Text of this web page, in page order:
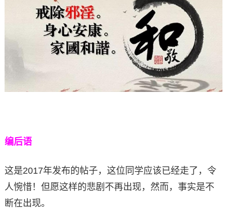
编后语
这是2017年发布的帖子，这位同学应该已经走了，令
人惋惜！但愿这样的悲剧不再出现，然而，事实是不
断在出现。